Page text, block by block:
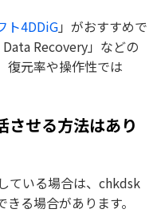
ト4DDiG」がおすすめで
Recovery」などの
復元率や操作性では
させる方法はあり
ている場合は、chkdsk
る場合があります。